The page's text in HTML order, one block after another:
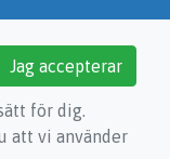
Jag accepterar
för dig.
att vi använder